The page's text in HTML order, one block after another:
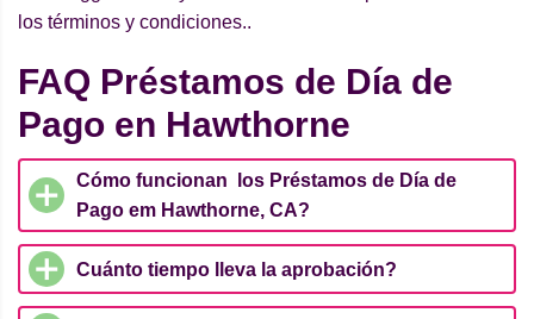
los términos y condiciones..
FAQ Préstamos de Día de
Pago en Hawthorne
Cómo funcionan los Préstamos de Día de
Pago em Hawthorne, CA?
Cuánto tiempo lleva la aprobación?